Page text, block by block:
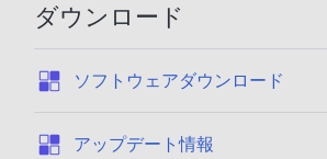
ダウンロード
ソフトウェアダウンロード
アップデート情報